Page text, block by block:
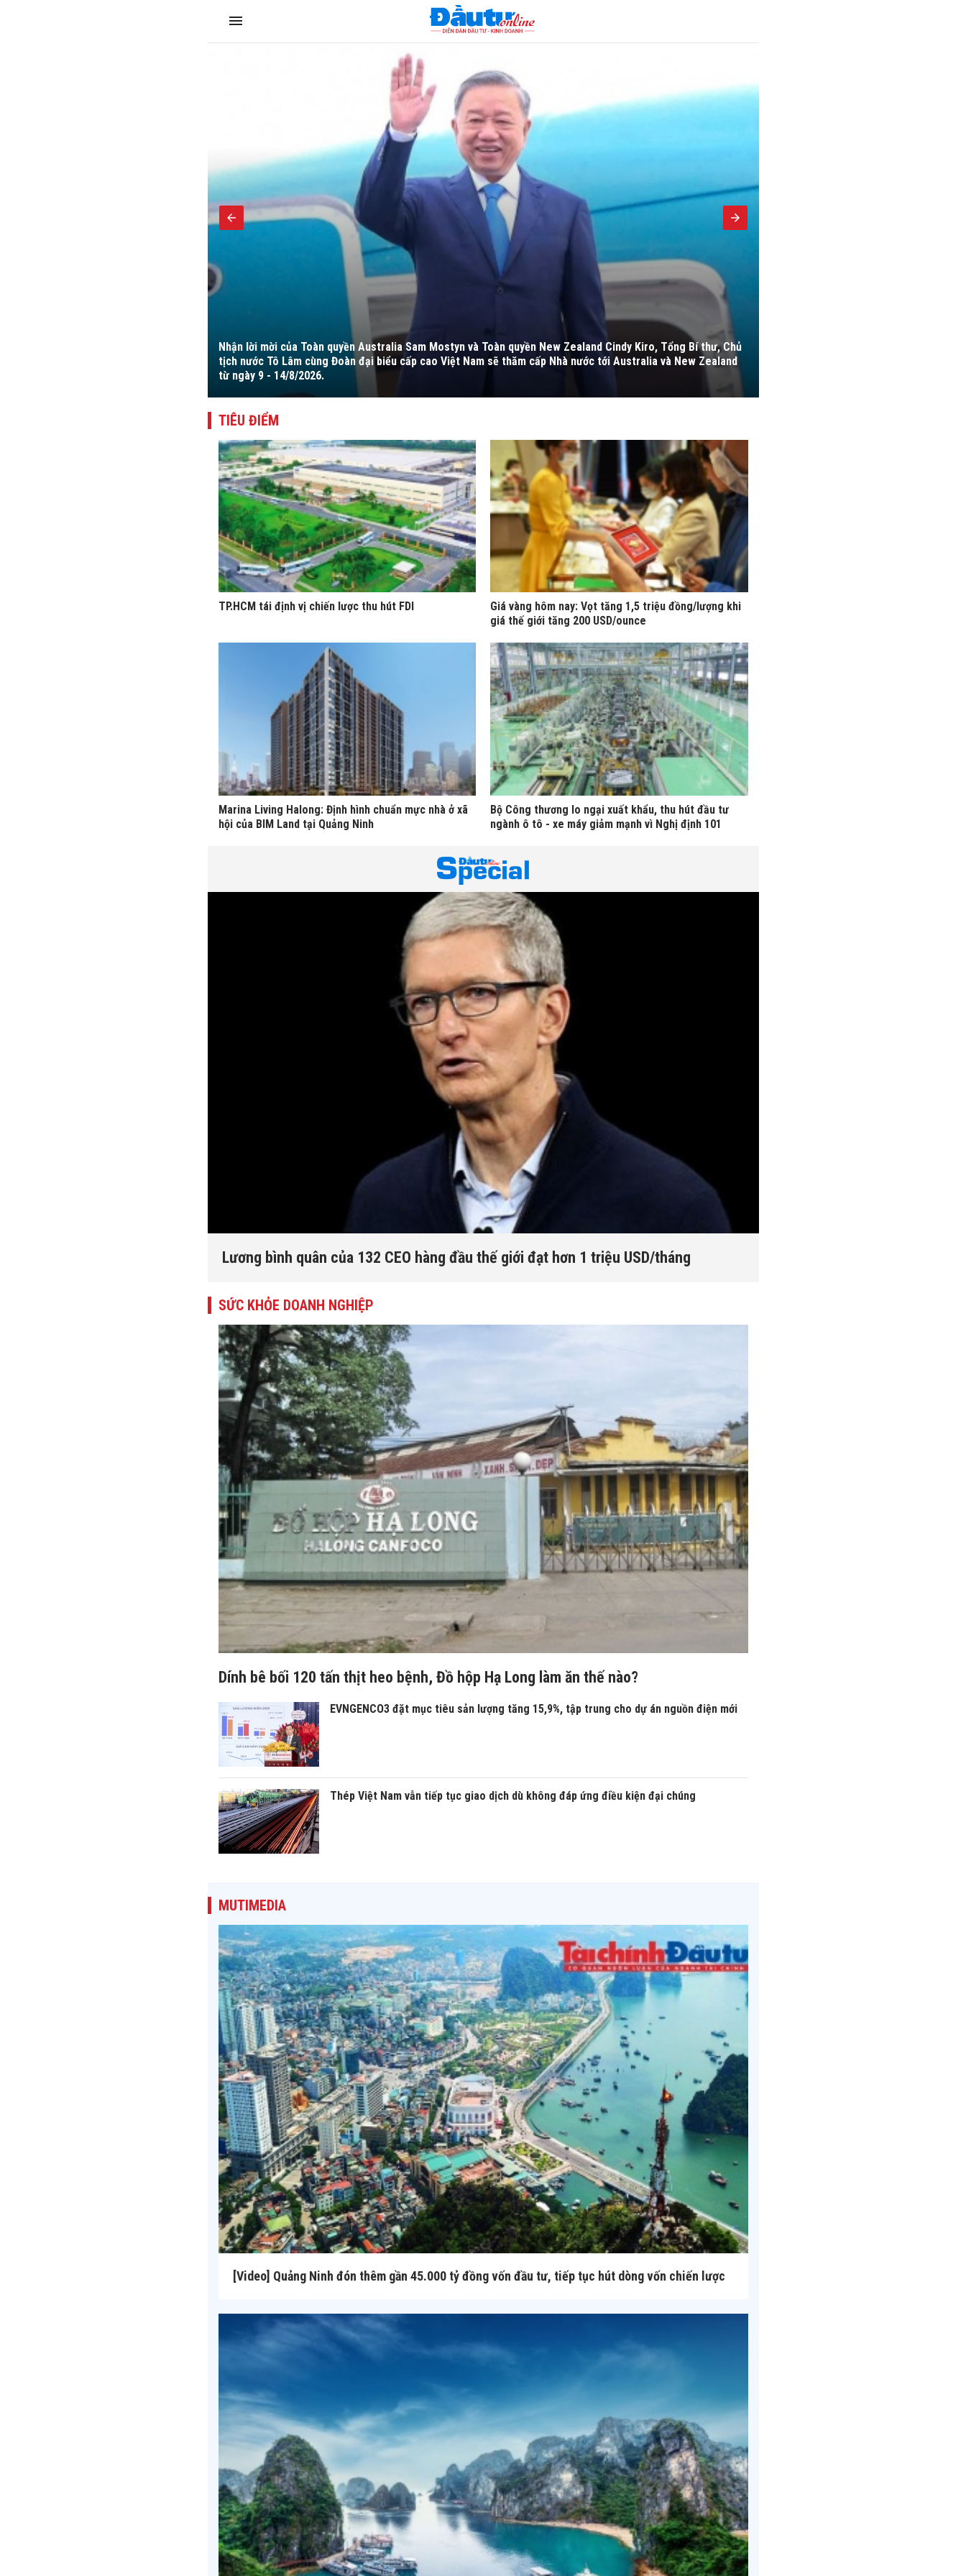
Nhận lời mời của Toàn quyền Australia Sam Mostyn và Toàn quyền New Zealand Cindy Kiro, Tổng Bí thư, Chủ
tịch nước Tô Lâm cùng Đoàn đại biểu cấp cao Việt Nam sẽ thăm cấp Nhà nước tới Australia và New Zealand
từ ngày 9 - 14/8/2026.
TIÊU ĐIỂM
TP.HCM tái định vị chiến lược thu hút FDI
Giá vàng hôm nay: Vọt tăng 1,5 triệu đồng/lượng khi
giá thế giới tăng 200 USD/ounce
Marina Living Halong: Định hình chuẩn mực nhà ở xã
hội của BIM Land tại Quảng Ninh
Bộ Công thương lo ngại xuất khẩu, thu hút đầu tư
ngành ô tô - xe máy giảm mạnh vì Nghị định 101
Lương bình quân của 132 CEO hàng đầu thế giới đạt hơn 1 triệu USD/tháng
SỨC KHỎE DOANH NGHIỆP
Dính bê bối 120 tấn thịt heo bệnh, Đồ hộp Hạ Long làm ăn thế nào?
EVNGENCO3 đặt mục tiêu sản lượng tăng 15,9%, tập trung cho dự án nguồn điện mới
Thép Việt Nam vẫn tiếp tục giao dịch dù không đáp ứng điều kiện đại chúng
MUTIMEDIA
[Video] Quảng Ninh đón thêm gần 45.000 tỷ đồng vốn đầu tư, tiếp tục hút dòng vốn chiến lược